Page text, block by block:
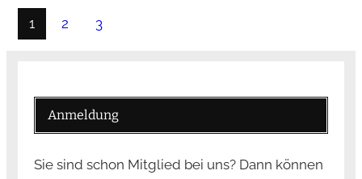
1 2 3
Anmeldung
Sie sind schon Mitglied bei uns? Dann können